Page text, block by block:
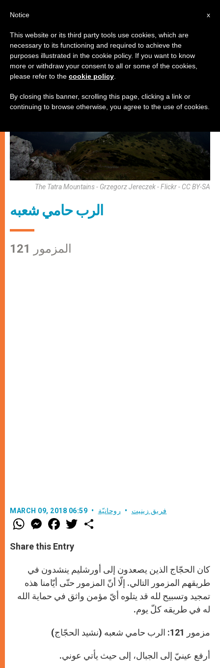
روحانيّة
The Tatra Mountains - Grzegorz Jereczek - Flickr - CC BY-SA
الرب حامي شعبه
المزمور 121
MARCH 09, 2018 06:59 فريق زينيت روحانيّة
W
h
t
s
p
M
e
s
e
g
e
r
F
a
e
b
o
k
w
r
Share this Entry
كان الحجّاج الذين يصعدون إلى أورشليم ينشدون في
طريقهم المزمور التالي. إلّا أنّ المزمور حتّى أيّامنا هذه
تمجيد وتسبيح لله قد يتلوه أيّ مؤمن واثق في حماية الله
له في طريقه كلّ يوم.
مزمور 121: الرب حامي شعبه (نشيد الحجّاج)
أرفع عينيّ إلى الجبال، إلى حيث يأتي عوني.
x
Notice
This website or its third party tools use cookies, which are
necessary to its functioning and required to achieve the
purposes illustrated in the cookie policy. If you want to know
more or withdraw your consent to all or some of the cookies,
please refer to the cookie policy
By closing this banner, scrolling this page, clicking a link or
continuing to browse otherwise, you agree to the use of cookies.